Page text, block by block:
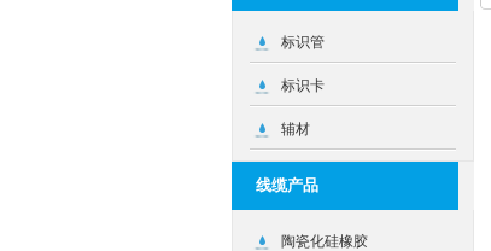
标识管
标识卡
辅材
线缆产品
陶瓷化硅橡胶